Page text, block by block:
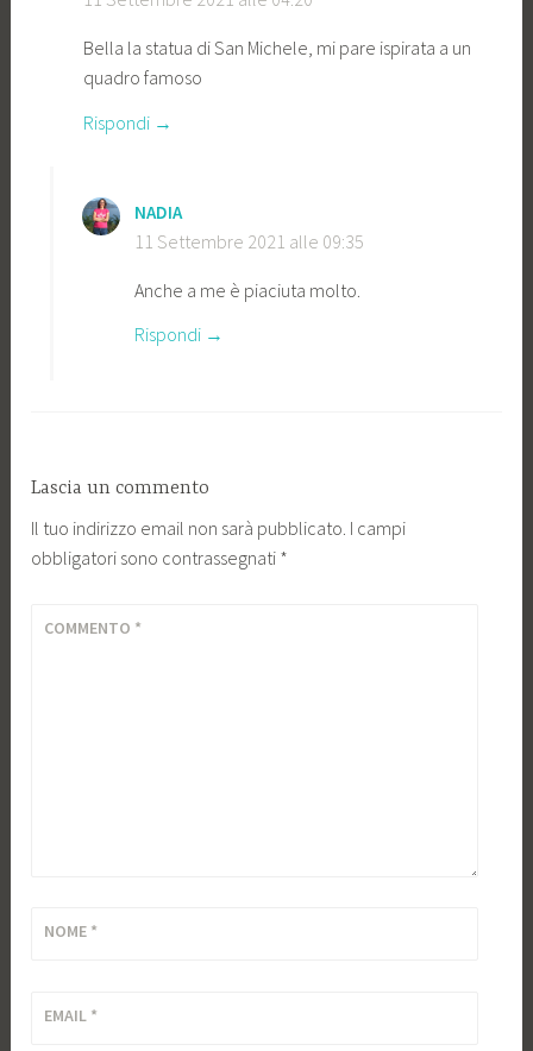
Bella la statua di San Michele, mi pare ispirata a un
quadro famoso
Rispondi
NADIA
11 Settembre 2021 alle 09:35
Anche a me è piaciuta molto.
Rispondi
Lascia un commento
Il tuo indirizzo email non sarà pubblicato. I campi
obbligatori sono contrassegnati *
COMMENTO *
NOME *
EMAIL *